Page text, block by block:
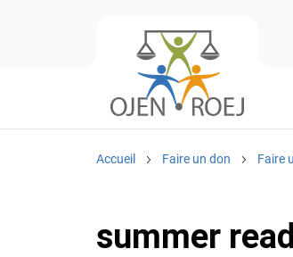
Accueil Faire un don Faire
summer